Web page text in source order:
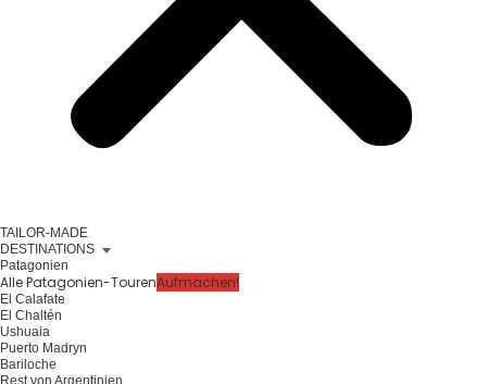
TAILOR-MADE
DESTINATIONS
Patagonien
Alle Patagonien-TourenAufmachen!
El Calafate
El Chaltén
Ushuaia
Puerto Madryn
Bariloche
Rest von Argentinien